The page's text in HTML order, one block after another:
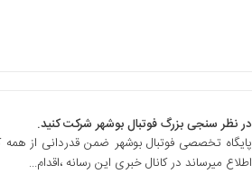
در نظر سنجی بزرگ فوتبال بوشهر شرکت کنید.
پایگاه تخصصی فوتبال بوشهر ضمن قدردانی از همه
اطلاع میرساند در کانال خبری این رسانه ،اقدام...